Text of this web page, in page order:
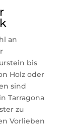
an
bis
Holz oder
sind
Tarragona
zu
Vorlieben